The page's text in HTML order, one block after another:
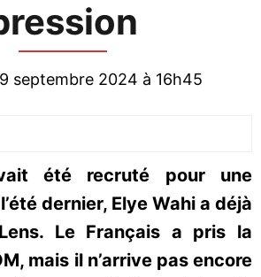
septembre 2024 à 16h45
été recruté pour une
dernier, Elye Wahi a déjà
Le Français a pris la
mais il n’arrive pas encore